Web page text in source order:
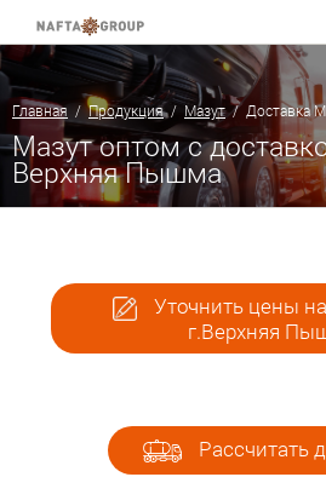
Главная /Продукция/ Мазут/ Доставка
Мазут оптом с
Верхняя Пышма
Уточнить цены
г.Верхняя
Рассчитать